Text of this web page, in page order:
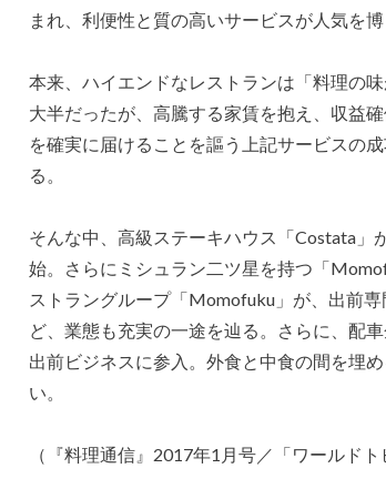
まれ、利便性と質の高いサービスが人気を博
本来、ハイエンドなレストランは「料理の
大半だったが、高騰する家賃を抱え、収益
を確実に届けることを謳う上記サービスの
る。
そんな中、高級ステーキハウス「Costata」
始。さらにミシュラン二ツ星を持つ「
ストラングループ「Momofuku」が、出前
ど、業態も充実の一途を辿る。さらに、配
出前ビジネスに参入。外食と中食の間を埋
い。
（『料理通信』2017年1月号／「ワールドト